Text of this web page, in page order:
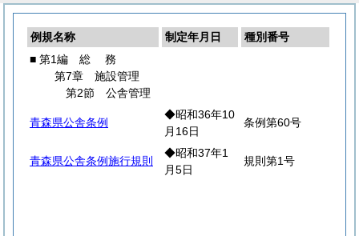
例規名称 制定年月日
種別番号
■ 第1編 総 務
第7章 施設管理
第2節 公舎管理
青森県公舎条例
◆昭和36年10
月16日
条例第60号
青森県公舎条例施行規則
◆昭和37年1
月5日
規則第1号